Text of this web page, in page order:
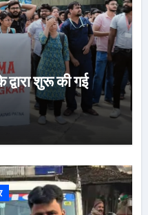
शुरू की गई